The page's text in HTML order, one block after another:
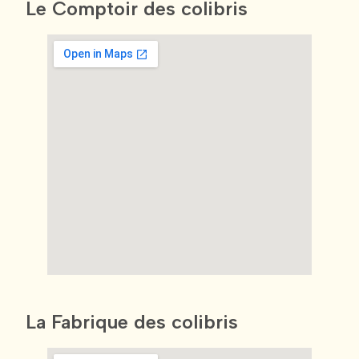
Le Comptoir des colibris
La Fabrique des colibris